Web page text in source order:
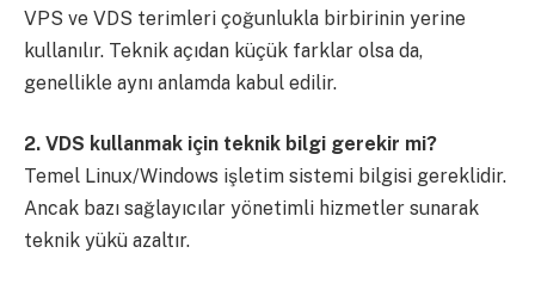
VPS ve VDS terimleri çoğunlukla birbirinin yerine
kullanılır. Teknik açıdan küçük farklar olsa da,
genellikle aynı anlamda kabul edilir.
2. VDS kullanmak için teknik bilgi gerekir mi?
Temel Linux/Windows işletim sistemi bilgisi gereklidir.
Ancak bazı sağlayıcılar yönetimli hizmetler sunarak
teknik yükü azaltır.